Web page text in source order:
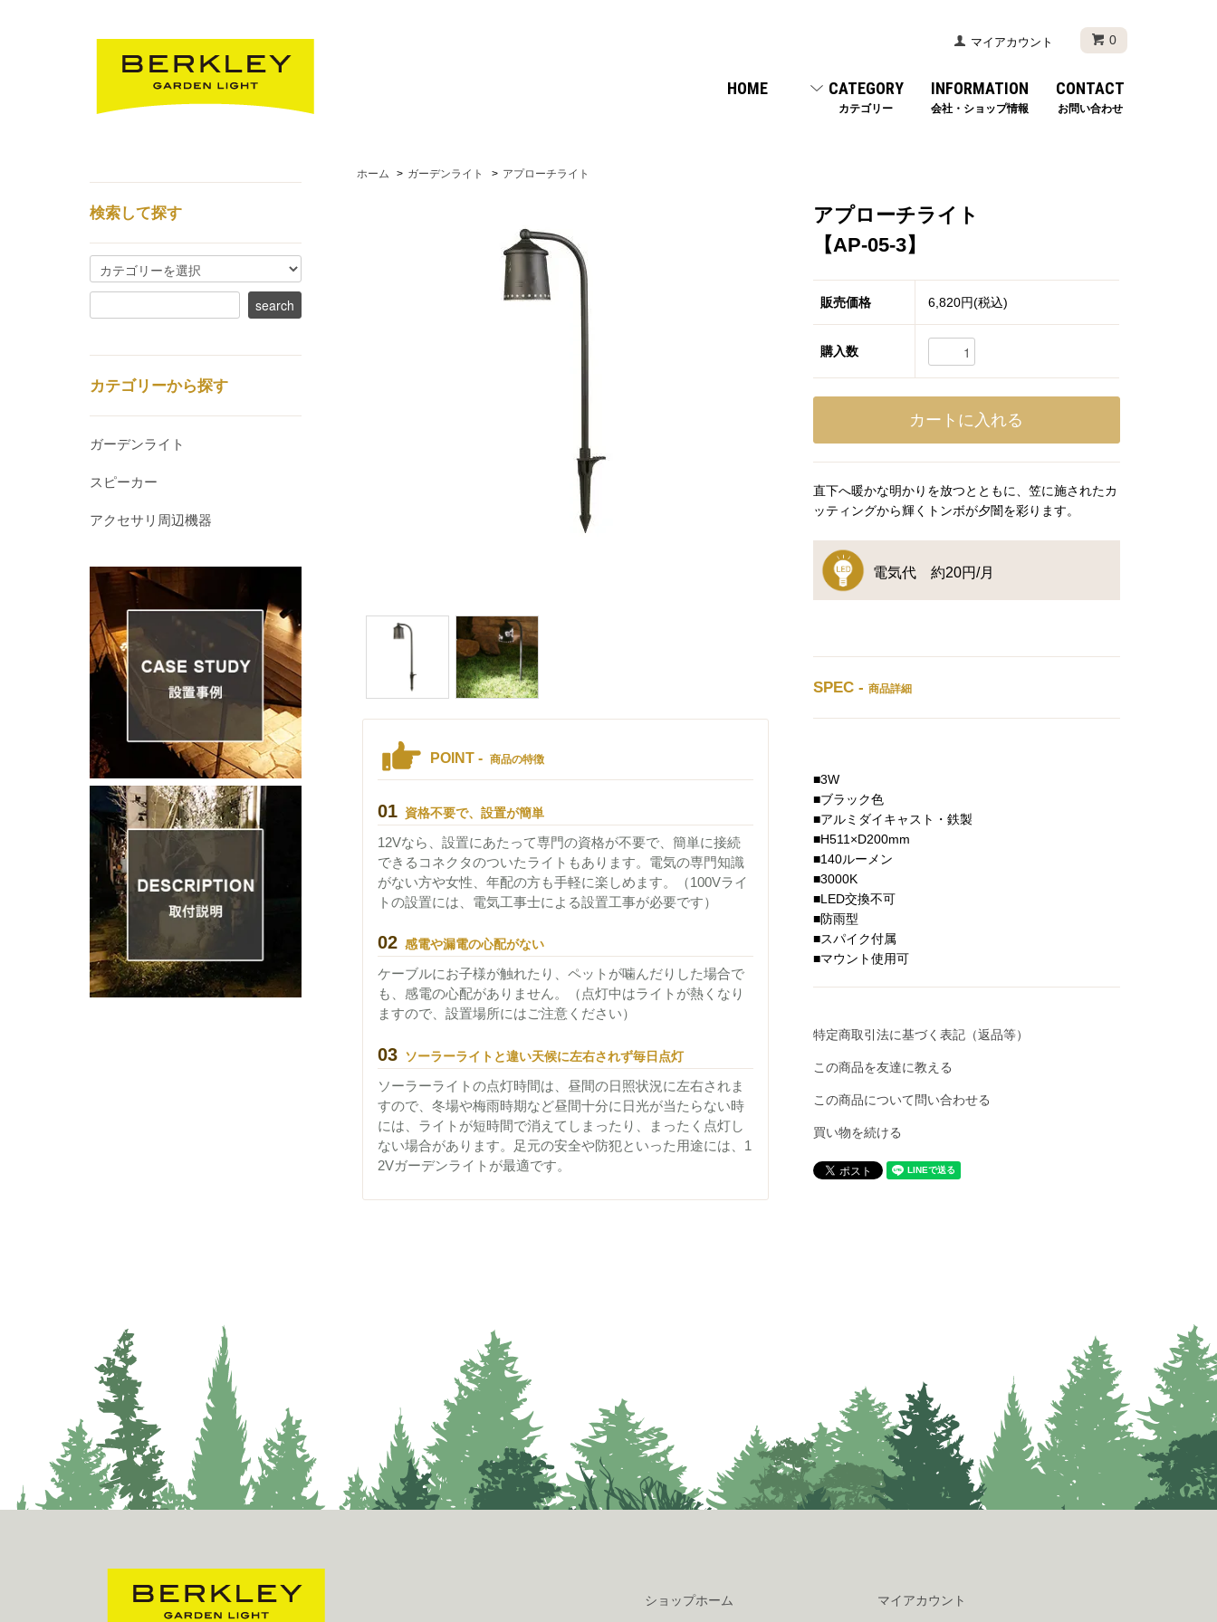
0
マイアカウント
HOME CATEGORY
カテゴリー
INFORMATION
会社・ショップ情報
CONTACT
お問い合わせ
ホーム > ガーデンライト > アプローチライト
POINT - 商品の特徴
01 資格不要で、設置が簡単
12Vなら、設置にあたって専門の資格が不要で、簡単に接続
できるコネクタのついたライトもあります。電気の専門知識
がない方や女性、年配の方も手軽に楽しめます。（100Vライ
トの設置には、電気工事士による設置工事が必要です）
02 感電や漏電の心配がない
ケーブルにお子様が触れたり、ペットが噛んだりした場合で
も、感電の心配がありません。（点灯中はライトが熱くなり
ますので、設置場所にはご注意ください）
03 ソーラーライトと違い天候に左右されず毎日点灯
ソーラーライトの点灯時間は、昼間の日照状況に左右されま
すので、冬場や梅雨時期など昼間十分に日光が当たらない時
には、ライトが短時間で消えてしまったり、まったく点灯し
ない場合があります。足元の安全や防犯といった用途には、1
2Vガーデンライトが最適です。
アプローチライト
【AP-05-3】
販売価格 6,820円(税込)
購入数
直下へ暖かな明かりを放つとともに、笠に施されたカ
ッティングから輝くトンボが夕闇を彩ります。
電気代 約20円/月
SPEC - 商品詳細
■3W
■ブラック色
■アルミダイキャスト・鉄製
■H511×D200mm
■140ルーメン
■3000K
■LED交換不可
■防雨型
■スパイク付属
■マウント使用可
特定商取引法に基づく表記（返品等）
この商品を友達に教える
この商品について問い合わせる
買い物を続ける
検索して探す
カテゴリーから探す
ガーデンライト
スピーカー
アクセサリ周辺機器
ショップホーム マイアカウント